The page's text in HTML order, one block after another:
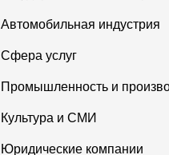
Автомобильная индустрия
Сфера услуг
Промышленность и
Культура и СМИ
Юридические компании